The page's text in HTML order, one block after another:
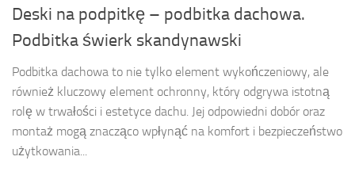
Deski na podpitkę – podbitka dachowa.
Podbitka świerk skandynawski
Podbitka dachowa to nie tylko element wykończeniowy, ale
również kluczowy element ochronny, który odgrywa istotną
rolę w trwałości i estetyce dachu. Jej odpowiedni dobór oraz
montaż mogą znacząco wpłynąć na komfort i bezpieczeństwo
użytkowania...